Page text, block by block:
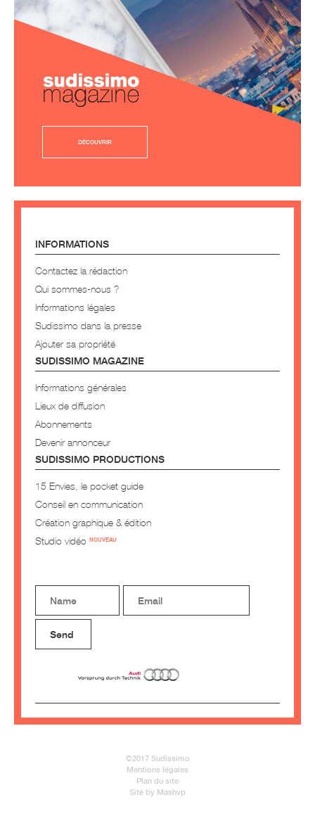
DÉCOUVRIR
INFORMATIONS
Contactez la rédaction
Qui sommes-nous ?
Informations légales
Sudissimo dans la presse
Ajouter sa propriété
SUDISSIMO MAGAZINE
Informations générales
Lieux de diffusion
Abonnements
Devenir annonceur
SUDISSIMO PRODUCTIONS
15 Envies, le pocket guide
Conseil en communication
Création graphique & édition
Studio vidéo NOUVEAU
©2017 Sudissimo
Mentions légales
Plan du site
Site by Mashvp